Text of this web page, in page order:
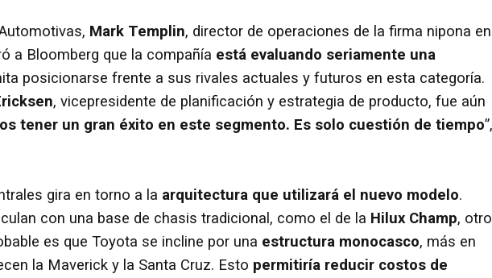
Mark Templin, director de operaciones de la firma nipona en
a Bloomberg que la compañía está evaluando seriamente una
posicionarse frente a sus rivales actuales y futuros en esta categoría.
, vicepresidente de planificación y estrategia de producto, fue aún
tener un gran éxito en este segmento. Es solo cuestión de tiempo”,
gira en torno a la arquitectura que utilizará el nuevo modelo.
con una base de chasis tradicional, como el de la Hilux Champ,
es que Toyota se incline por una estructura monocasco, más en
la Maverick y la Santa Cruz. Esto permitiría reducir costos de